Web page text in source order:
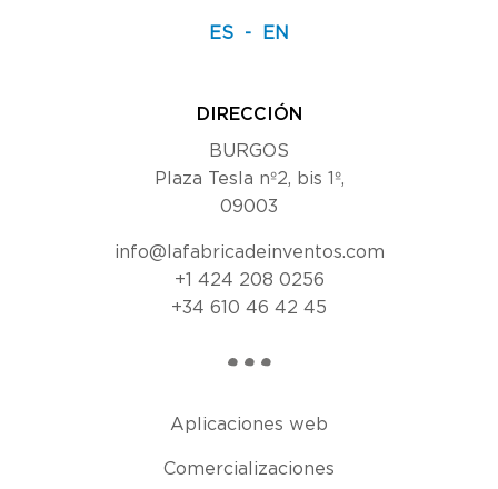
ES EN
DIRECCIÓN
BURGOS
Plaza Tesla nº2, bis 1º,
09003
info@lafabricadeinventos.com
+1 424 208 0256
+34 610 46 42 45
Aplicaciones web
Comercializaciones